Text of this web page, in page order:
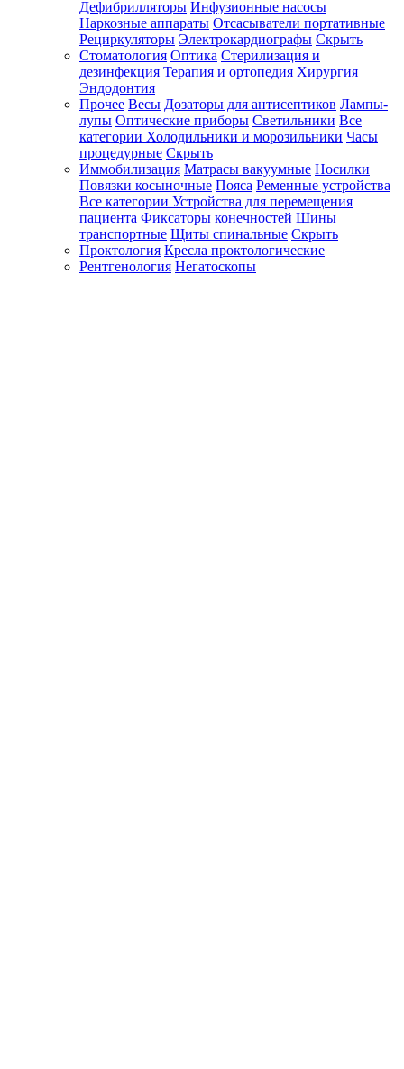
Дефибрилляторы Инфузионные насосы
Наркозные аппараты Отсасыватели портативные
Рециркуляторы Электрокардиографы Скрыть
Стоматология Оптика Стерилизация и
дезинфекция Терапия и ортопедия Хирургия
Эндодонтия
Прочее Весы Дозаторы для антисептиков Лампы-
лупы Оптические приборы Светильники Все
категории Холодильники и морозильники Часы
процедурные Скрыть
Иммобилизация Матрасы вакуумные Носилки
Повязки косыночные Пояса Ременные устройства
Все категории Устройства для перемещения
пациента Фиксаторы конечностей Шины
транспортные Щиты спинальные Скрыть
Проктология Кресла проктологические
Рентгенология Негатоскопы